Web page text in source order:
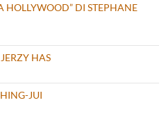
HOLLYWOOD” DI STEPHANE
HAS
JUI